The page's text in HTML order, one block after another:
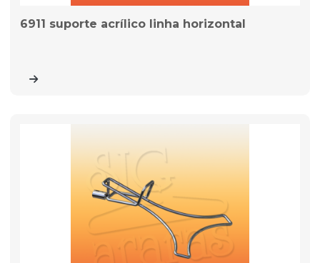
6911 suporte acrílico linha horizontal